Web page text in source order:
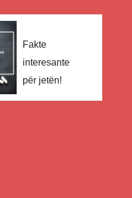
Fakte
interesante
për jetën!